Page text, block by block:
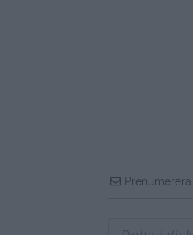
Prenumerera